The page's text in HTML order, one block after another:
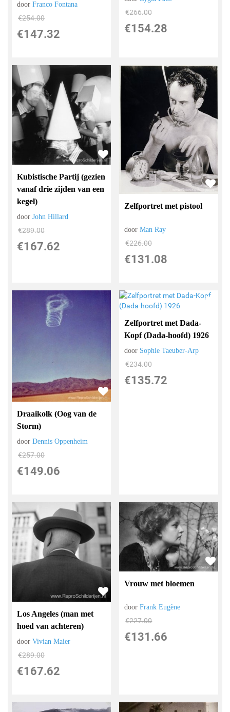
doorFranco Fontana
€254.00
€147.32
€266.00
€154.28
Kubistische Partij (gezien
vanaf drie zijden van een
kegel)
doorJohn Hillard
€289.00
€167.62
Zelfportret met pistool
doorMan Ray
€226.00
€131.08
Draaikolk (Oog van de
Storm)
doorDennis Oppenheim
€257.00
€149.06
Zelfportret met Dada-
Kopf (Dada-hoofd) 1926
door Sophie Taeuber-Arp
€234.00
€135.72
Los Angeles (man met
hoed van achteren)
doorVivian Maier
€289.00
€167.62
Vrouw met bloemen
doorFrank Eugène
€227.00
€131.66